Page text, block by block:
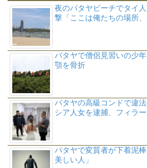
夜のパタヤビーチでタイ
撃「ここは俺たちの場所、
パタヤで僧侶見習いの少
顎を骨折
パタヤの高級コンドで違
シア人女を逮捕、フィラ
パタヤで変質者が下着泥棒
美しい人」